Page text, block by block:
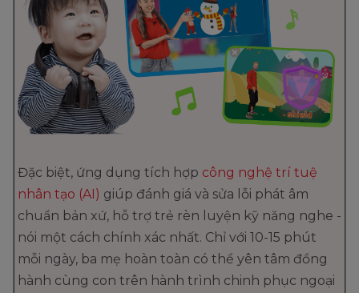
Đặc biệt, ứng dụng tích hợp công nghệ trí tuệ
nhân tạo (AI) giúp đánh giá và sửa lỗi phát âm
chuẩn bản xứ, hỗ trợ trẻ rèn luyện kỹ năng nghe -
nói một cách chính xác nhất. Chỉ với 10-15 phút
mỗi ngày, ba mẹ hoàn toàn có thể yên tâm đồng
hành cùng con trên hành trình chinh phục ngoại